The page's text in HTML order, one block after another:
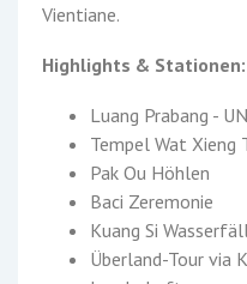
Vientiane.
Highlights & Stationen:
Luang Prabang -
Tempel Wat Xieng
Pak Ou Höhlen
Baci Zeremonie
Kuang Si
Überland-Tour via